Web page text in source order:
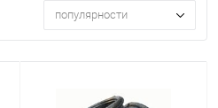
популярности